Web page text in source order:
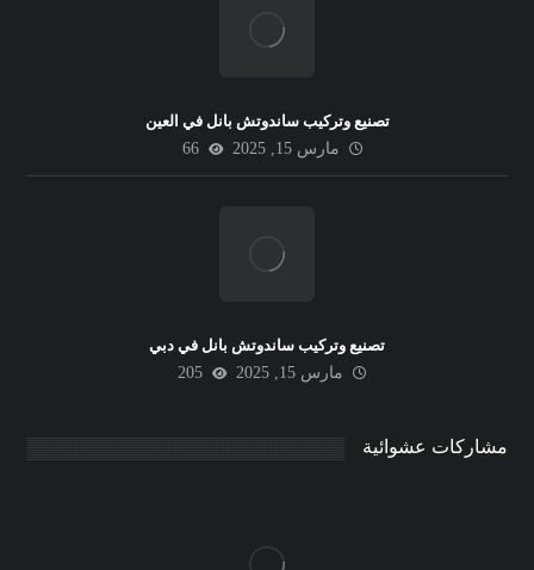
تصنيع وتركيب ساندوتش بانل في العين
مارس 15, 2025
66
تصنيع وتركيب ساندوتش بانل في دبي
مارس 15, 2025
205
مشاركات عشوائية